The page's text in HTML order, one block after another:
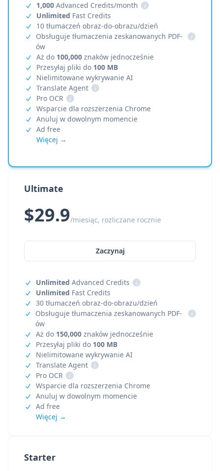
Starter
1,000 Advanced Credits/month
i
Unlimited Fast Credits
10 tłumaczeń obraz-do-obrazu/dzień
Obsługuje tłumaczenia zeskanowanych PDF-
ów
i
Aż do 100,000 znaków jednocześnie
Przesyłaj pliki do 100 MB
Nielimitowane wykrywanie AI
Translate Agent
i
Pro OCR
i
Wsparcie dla rozszerzenia Chrome
Anuluj w dowolnym momencie
Ad free
Więcej →
Ultimate
$29.9/miesiąc, rozliczane rocznie
Zaczynaj
Unlimited Advanced Credits
i
Unlimited Fast Credits
30 tłumaczeń obraz-do-obrazu/dzień
Obsługuje tłumaczenia zeskanowanych PDF-
ów
i
Aż do 150,000 znaków jednocześnie
Przesyłaj pliki do 100 MB
Nielimitowane wykrywanie AI
Translate Agent
i
Pro OCR
i
Wsparcie dla rozszerzenia Chrome
Anuluj w dowolnym momencie
Ad free
Więcej →